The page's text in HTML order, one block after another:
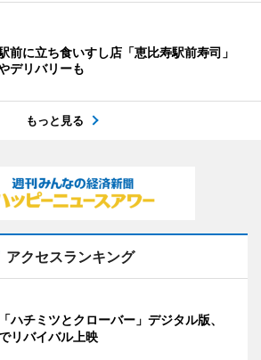
前に立ち食いすし店「恵比寿駅前寿司」
デリバリーも
もっと見る
アクセスランキング
ハチミツとクローバー」デジタル版、
リバイバル上映